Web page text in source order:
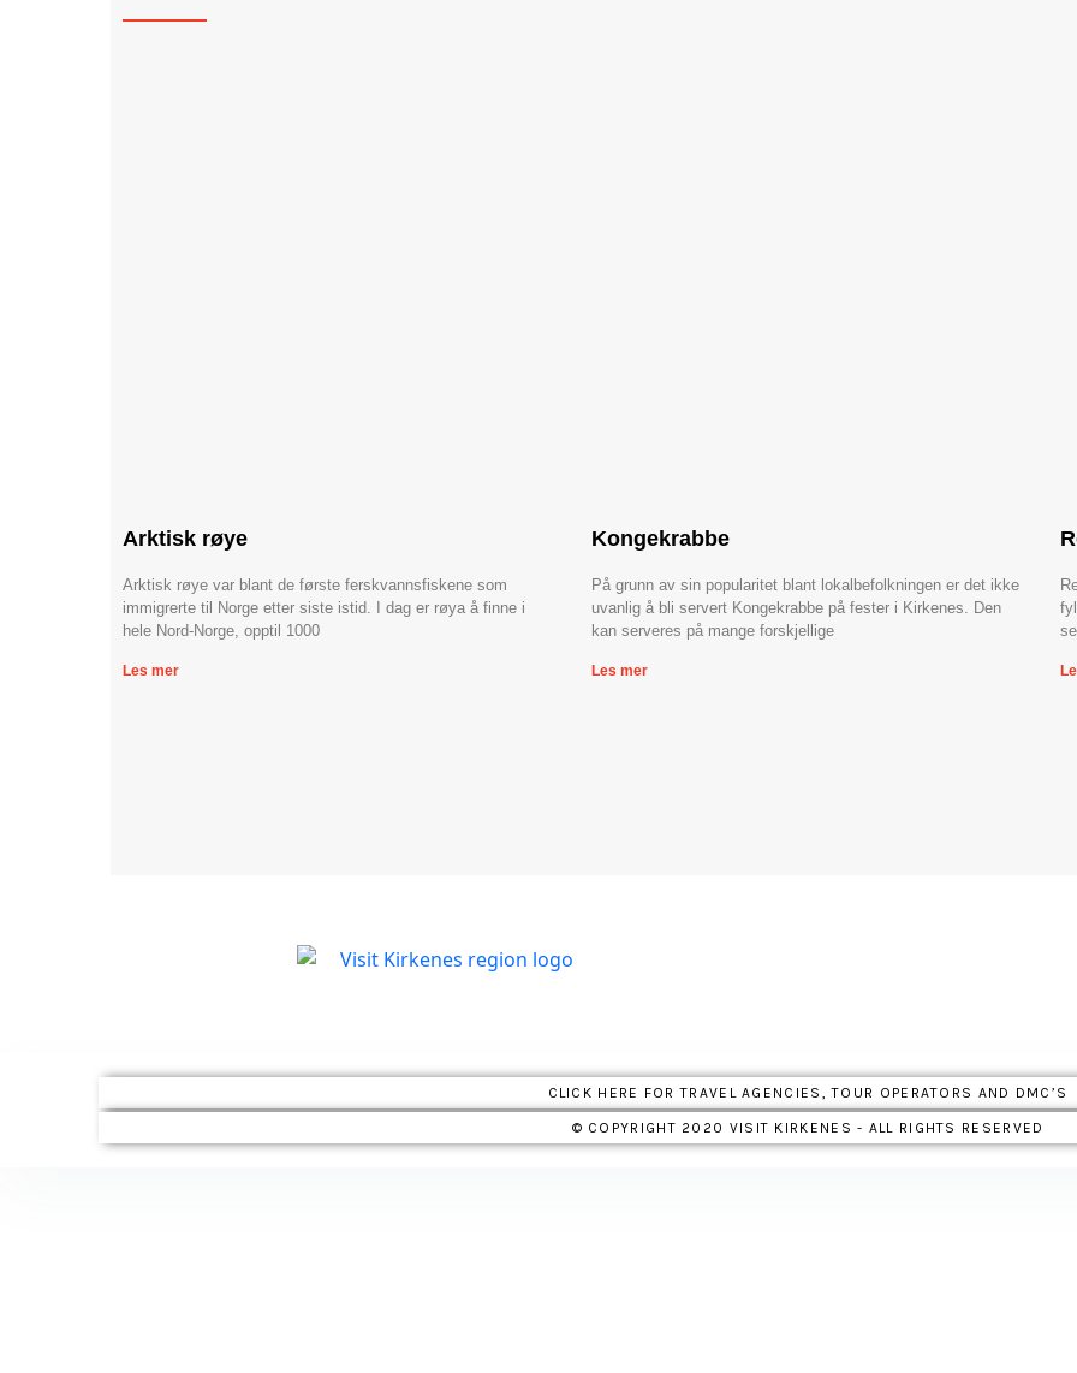
Arktisk røye
Arktisk røye var blant de første ferskvannsfiskene som
immigrerte til Norge etter siste istid. I dag er røya å finne i
hele Nord-Norge, opptil 1000
Les mer
Kongekrabbe
På grunn av sin popularitet blant lokalbefolkningen er det ikke
uvanlig å bli servert Kongekrabbe på fester i Kirkenes. Den
kan serveres på mange forskjellige
Les mer
CLICK HERE FOR TRAVEL AGENCIES, TOUR OPERATORS AND DMC’S
© COPYRIGHT 2020 VISIT KIRKENES - ALL RIGHTS RESERVED